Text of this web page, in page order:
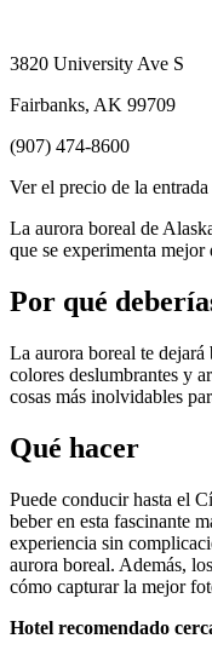
3820 University Ave S
Fairbanks, AK 99709
(907) 474-8600
Ver el precio de la
La aurora boreal de
que se experimenta mejor
Por qué
La aurora boreal te
colores deslumbrantes y
cosas más inolvidables
Qué hacer
Puede conducir hasta el
beber en esta fascinante
experiencia sin
aurora boreal. Además,
cómo capturar la mejor
Hotel recomendado